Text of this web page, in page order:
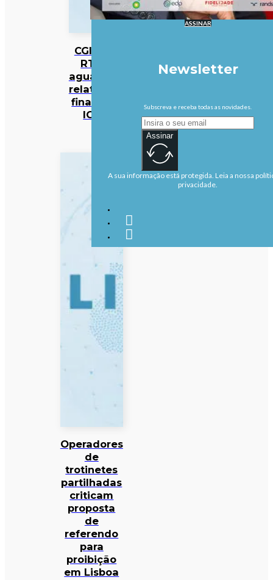
CGI da
RTP
aguarda
relatório
final da
IGF
Operadores
de
trotinetes
partilhadas
criticam
proposta
de
referendo
para
proibição
em Lisboa
ASSINAR
Newsletter
Subscreva e receba todas as novidades.
Assinar
A sua informação está protegida. Leia a nossa
privacidade.